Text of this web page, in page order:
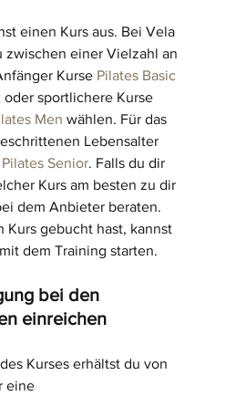
einen Kurs aus. Bei Vela
zwischen einer Vielzahl an
Kurse Pilates Basic
oder sportlichere Kurse
Men wählen. Für das
Lebensalter
Pilates Senior. Falls du dir
Kurs am besten zu dir
dem Anbieter beraten.
Kurs gebucht hast, kannst
dem Training starten.
bei den
einreichen
Kurses erhältst du von
eine